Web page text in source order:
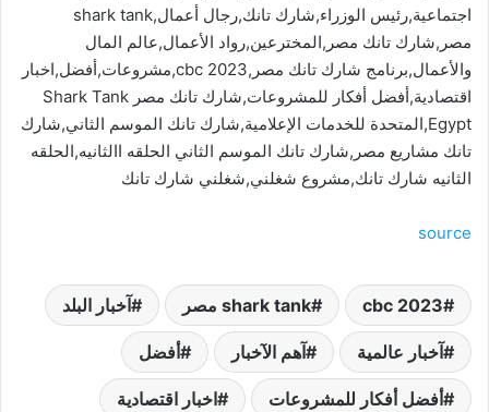
اجتماعية,رئيس الوزراء,شارك تانك,رجال أعمال,shark tank
مصر,شارك تانك مصر,المخترعين,رواد الأعمال,عالم المال
والأعمال,برنامج شارك تانك مصر,cbc 2023,مشروعات,أفضل,اخبار
اقتصادية,أفضل أفكار للمشروعات,شارك تانك مصر Shark Tank
Egypt,المتحدة للخدمات الإعلامية,شارك تانك الموسم الثاني,شارك
تانك مشاريع مصر,شارك تانك الموسم الثاني الحلقه االثانيه,الحلقه
الثانيه شارك تانك,مشروع شغلني,شغلني شارك تانك
source
cbc 2023 shark tank مصر آخبار البلد
آخبار عالمية آهم الآخبار أفضل
أفضل أفكار للمشروعات اخبار اقتصادية